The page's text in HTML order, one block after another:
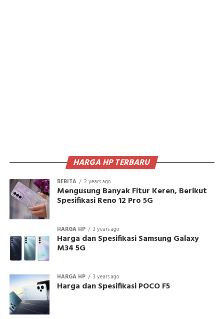
HARGA HP TERBARU
BERITA 2 years ago
Mengusung Banyak Fitur Keren, Berikut
Spesifikasi Reno 12 Pro 5G
HARGA HP 3 years ago
Harga dan Spesifikasi Samsung Galaxy
M34 5G
HARGA HP 3 years ago
Harga dan Spesifikasi POCO F5